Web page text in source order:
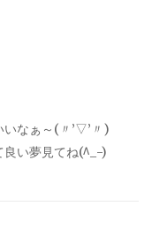
いなぁ～(〃’▽’〃)
良い夢見てね(^_-)